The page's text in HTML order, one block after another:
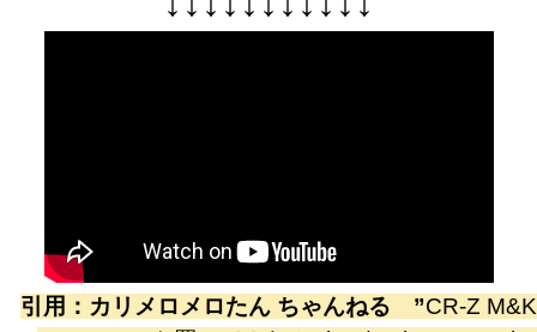
引用： カリメロメロたん ちゃんねる ”CR-Z M&K